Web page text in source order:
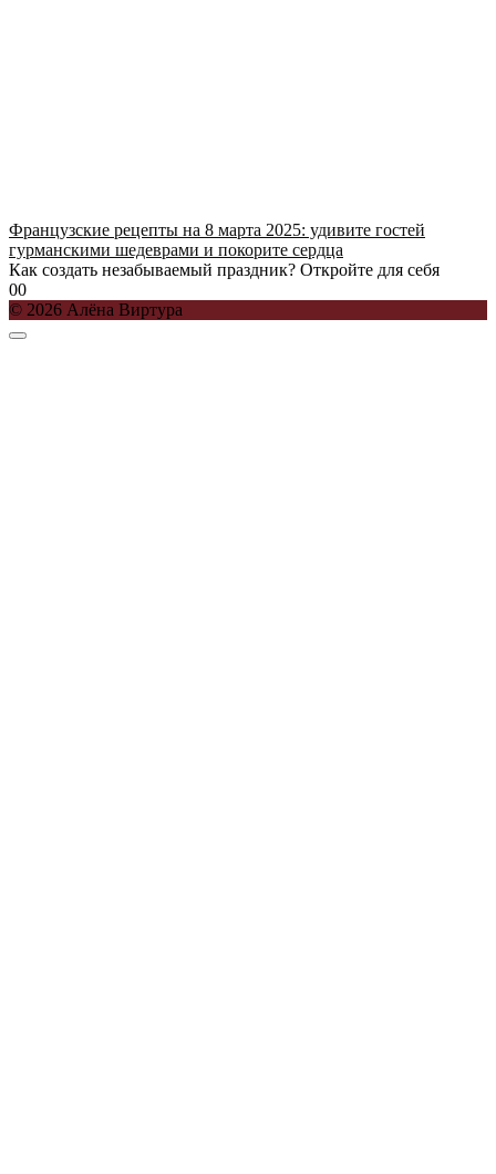
Французские рецепты на 8 марта 2025: удивите гостей
гурманскими шедеврами и покорите сердца
Как создать незабываемый праздник? Откройте для себя
00
© 2026 Алёна Виртура